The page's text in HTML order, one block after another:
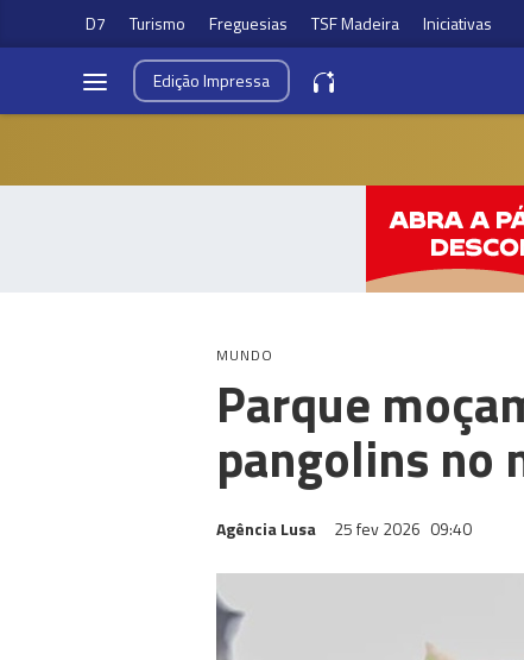
D7 Turismo Freguesias TSF Madeira Iniciativas
EdiçãoImpressa
MUNDO
Parque
pangolins no
Agência Lusa 25 fev 2026 09:40